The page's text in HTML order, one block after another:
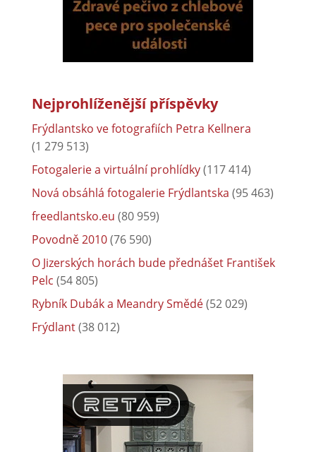
Nejprohlíženější příspěvky
Frýdlantsko ve fotografiích Petra Kellnera
(1 279 513)
Fotogalerie a virtuální prohlídky(117 414)
Nová obsáhlá fotogalerie Frýdlantska (95 463)
freedlantsko.eu (80 959)
Povodně 2010(76 590)
O Jizerských horách bude přednášet František
Pelc (54 805)
Rybník Dubák a Meandry Smědé(52 029)
Frýdlant(38 012)